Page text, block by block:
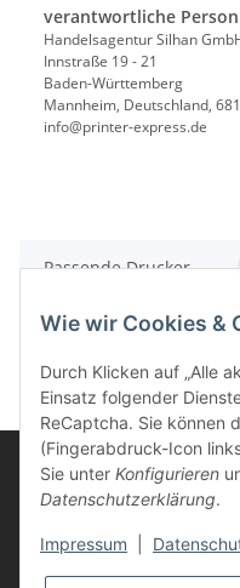
verantwortliche
Handelsagentur Silhan
Innstraße 19 - 21
Baden-Württemberg
Mannheim, Deutschland,
info@printer-express.de
Passende Drucker
Wie wir Cookies &
Durch Klicken auf „Alle
Einsatz folgender
ReCaptcha. Sie können
(Fingerabdruck-Icon
Sie unter Konfigurieren
Datenschutzerklärung.
Impressum